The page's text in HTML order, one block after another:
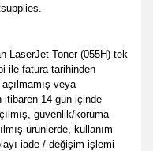
LaserJet Toner (055H) tek
ile fatura tarihinden
veya
itibaren 14 gün içinde
güvenlik/koruma
ürünlerde, kullanım
iade / değişim işlemi